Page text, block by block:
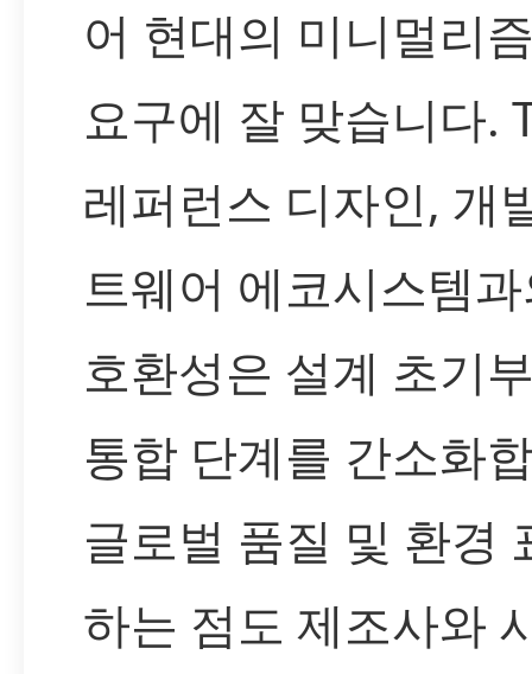
어 현대의 미니멀리
요구에 잘 맞습니다.
레퍼런스 디자인, 개
트웨어 에코시스템
호환성은 설계 초기
통합 단계를 간소화
글로벌 품질 및 환경
하는 점도 제조사와